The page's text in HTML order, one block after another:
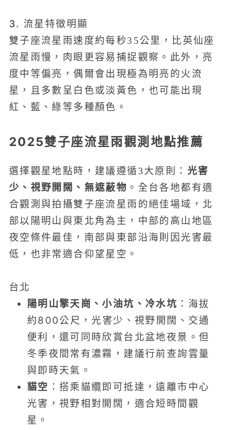
3. 流星特徵明顯
雙子座流星雨速度約每秒35公里，比英仙座
流星雨慢，肉眼更容易捕捉觀察。此外，亮
度中等偏亮，偶爾會出現極為明亮的火流
星，且多數呈白色或淡黃色，也可能出現
紅、藍、綠等多種顏色。
2025雙子座流星雨觀測地點推薦
選擇觀星地點時，建議遵循3大原則： 光害
少、視野開闊、無遮蔽物 。全台各地都有適
合觀測與拍攝雙子座流星雨的絕佳場域，北
部以陽明山與東北角為主，中部的高山地區
夜空條件最佳，南部與東部沿海則因光害最
低，也非常適合仰望星空。
台北
陽明山擎天崗、小油坑、冷水坑 ：海拔
約800公尺，光害少、視野開闊、交通
便利，還可同時欣賞台北盆地夜景。但
冬季夜間常有濃霧，建議行前查詢雲量
與即時天氣。
貓空 ：搭乘貓纜即可抵達，遠離市中心
光害，視野相對開闊，適合短時間觀
星。